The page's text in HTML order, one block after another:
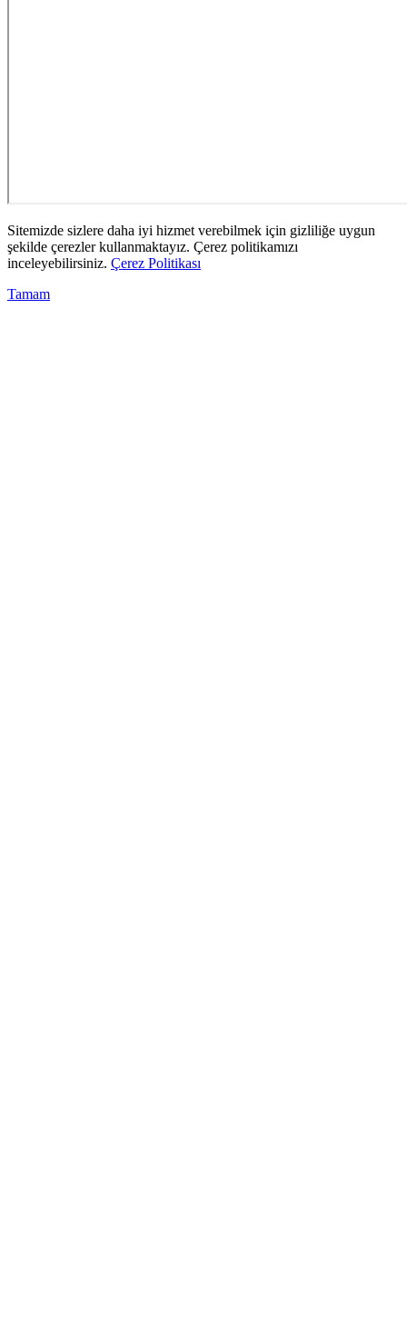
Sitemizde sizlere daha iyi hizmet verebilmek için gizliliğe uygun
şekilde çerezler kullanmaktayız. Çerez politikamızı
inceleyebilirsiniz. Çerez Politikası
Tamam